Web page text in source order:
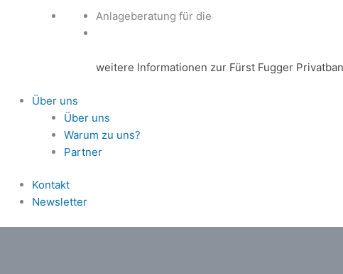
Anlageberatung für die
weitere Informationen zur Fürst Fugger
Über uns
Über uns
Warum zu uns?
Partner
Kontakt
Newsletter